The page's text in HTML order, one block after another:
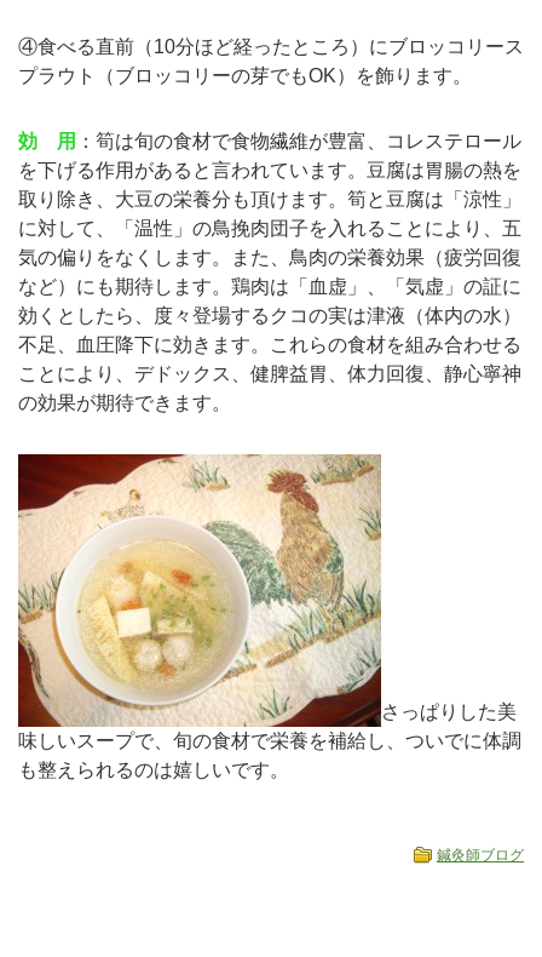
④食べる直前（10分ほど経ったところ）にブロッコリース
プラウト（ブロッコリーの芽でもOK）を飾ります。
効 用 ：筍は旬の食材で食物繊維が豊富、コレステロール
を下げる作用があると言われています。豆腐は胃腸の熱を
取り除き、大豆の栄養分も頂けます。筍と豆腐は「涼性」
に対して、「温性」の鳥挽肉団子を入れることにより、五
気の偏りをなくします。また、鳥肉の栄養効果（疲労回復
など）にも期待します。鶏肉は「血虚」、「気虚」の証に
効くとしたら、度々登場するクコの実は津液（体内の水）
不足、血圧降下に効きます。これらの食材を組み合わせる
ことにより、デドックス、健脾益胃、体力回復、静心寧神
の効果が期待できます。
さっぱりした美
味しいスープで、旬の食材で栄養を補給し、ついでに体調
も整えられるのは嬉しいです。
鍼灸師ブログ